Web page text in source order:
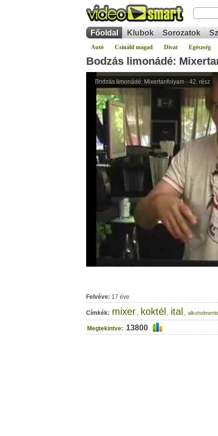
Főoldal Klubok Sorozatok
Autó Csináld magad Divat Egészség
Bodzás limonádé:
Felvéve: 17 éve
Címkék: mixer , koktél , ital ,
Megtekintve: 13800